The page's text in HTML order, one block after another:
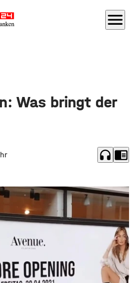
menu
Was bringt der
headphones chrome_reader_mode